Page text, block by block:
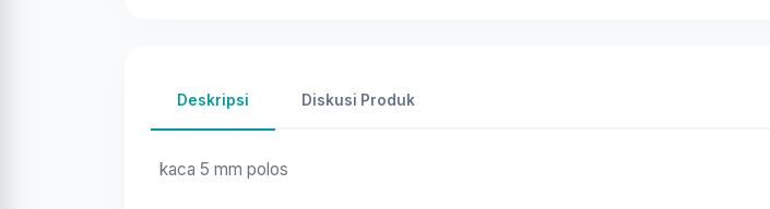
Deskripsi Diskusi Produk
kaca 5 mm polos